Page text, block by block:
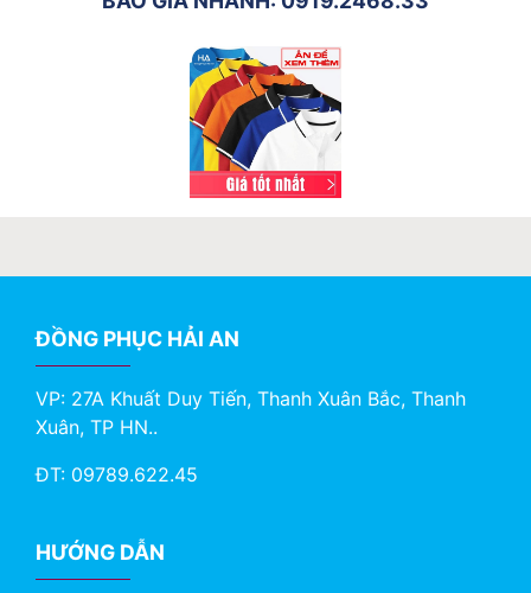
ĐỒNG PHỤC HẢI AN
VP: 27A Khuất Duy Tiến, Thanh Xuân Bắc, Thanh
Xuân, TP HN..
ĐT: 09789.622.45
HƯỚNG DẪN